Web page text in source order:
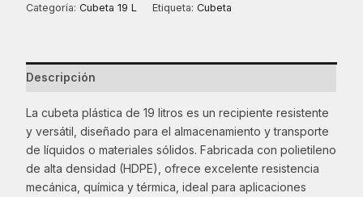
Negra
Categoría:Cubeta 19 L Etiqueta:Cubeta
Descripción
La cubeta plástica de 19 litros es un recipiente resistente
y versátil, diseñado para el almacenamiento y transporte
de líquidos o materiales sólidos. Fabricada con polietileno
de alta densidad (HDPE), ofrece excelente resistencia
mecánica, química y térmica, ideal para aplicaciones